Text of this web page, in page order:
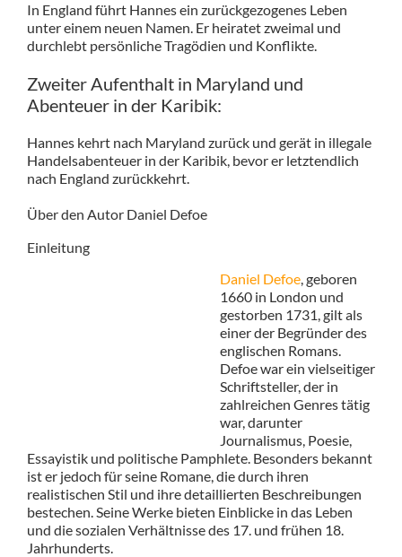
In England führt Hannes ein zurückgezogenes Leben
unter einem neuen Namen. Er heiratet zweimal und
durchlebt persönliche Tragödien und Konflikte.
Zweiter Aufenthalt in Maryland und
Abenteuer in der Karibik:
Hannes kehrt nach Maryland zurück und gerät in illegale
Handelsabenteuer in der Karibik, bevor er letztendlich
nach England zurückkehrt.
Über den Autor Daniel Defoe
Einleitung
Daniel Defoe, geboren
1660 in London und
gestorben 1731, gilt als
einer der Begründer des
englischen Romans.
Defoe war ein vielseitiger
Schriftsteller, der in
zahlreichen Genres tätig
war, darunter
Journalismus, Poesie,
Essayistik und politische Pamphlete. Besonders bekannt
ist er jedoch für seine Romane, die durch ihren
realistischen Stil und ihre detaillierten Beschreibungen
bestechen. Seine Werke bieten Einblicke in das Leben
und die sozialen Verhältnisse des 17. und frühen 18.
Jahrhunderts.